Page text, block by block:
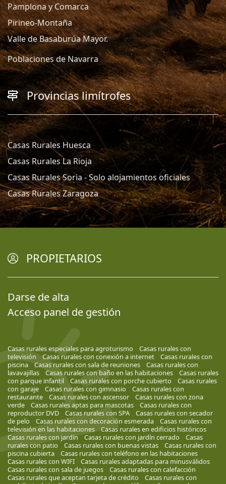
Pamplona y Comarca
Pirineo-Montaña
Valle de Basaburúa Mayor.
Poblaciones de Navarra
Provincias limítrofes
Casas Rurales Huesca
Casas Rurales La Rioja
Casas Rurales Soria - Solo alojamientos oficiales
Casas Rurales Zaragoza
PROPIETARIOS
Darse de alta
Acceso panel de gestión
Casas rurales especiales para agroturismo
Casas rurales con
televisión
Casas rurales con conexión a internet
Casas rurales con
piscina
Casas rurales con sala de reuniones
Casas rurales con
lavavajillas
Casas rurales con baño en las habitaciones
Casas rurales
con parque infantil
Casas rurales con porche cubierto
Casas rurales
con garaje
Casas rurales con gimnasio
Casas rurales con
restaurante
Casas rurales con ascensor
Casas rurales con zona
verde
Casas rurales aptas para mascotas
Casas rurales con
reproductor DVD
Casas rurales con SPA
Casas rurales con secador
de pelo
Casas rurales con decoración esmerada
Casas rurales con
televisión en las habitaciones
Casas rurales en edificios históricos
Casas rurales con jardín
Casas rurales con jardín cerrado
Casas
rurales con patio
Casas rurales con buenas vistas
Casas rurales con
piscina cubierta
Casas rurales con teléfono en las habitaciones
Casas rurales con WIFI
Casas rurales adaptadas para minusválidos
Casas rurales con sala de juegos
Casas rurales con calefacción
Casas rurales que aceptan tarjeta de crédito
Casas rurales con